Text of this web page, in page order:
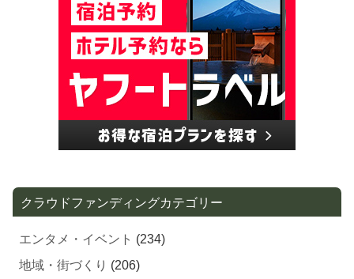
クラウドファンディングカテゴリー
エンタメ・イベント (234)
地域・街づくり (206)